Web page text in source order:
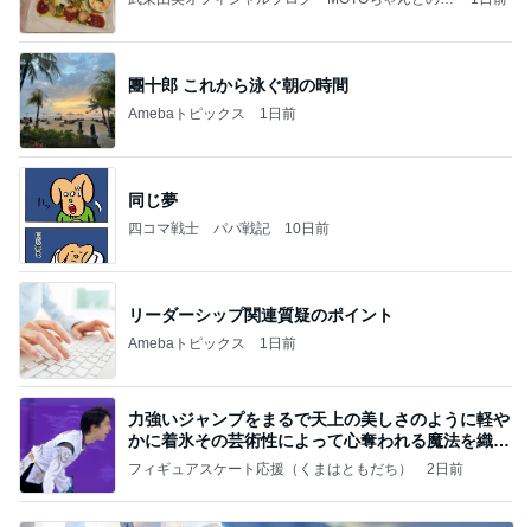
團十郎 これから泳ぐ朝の時間
Amebaトピックス 1日前
同じ夢
四コマ戦士 パパ戦記 10日前
リーダーシップ関連質疑のポイント
Amebaトピックス 1日前
力強いジャンプをまるで天上の美しさのように軽や
かに着氷その芸術性によって心奪われる魔法を織り
なす
フィギュアスケート応援（くまはともだち） 2日前